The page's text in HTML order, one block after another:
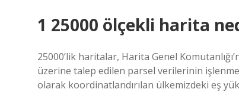
1 25000 ölçekli harita
25000’lik haritalar, Harita Genel
üzerine talep edilen parsel verilerinin
olarak koordinatlandırılan ülkemizdeki eş